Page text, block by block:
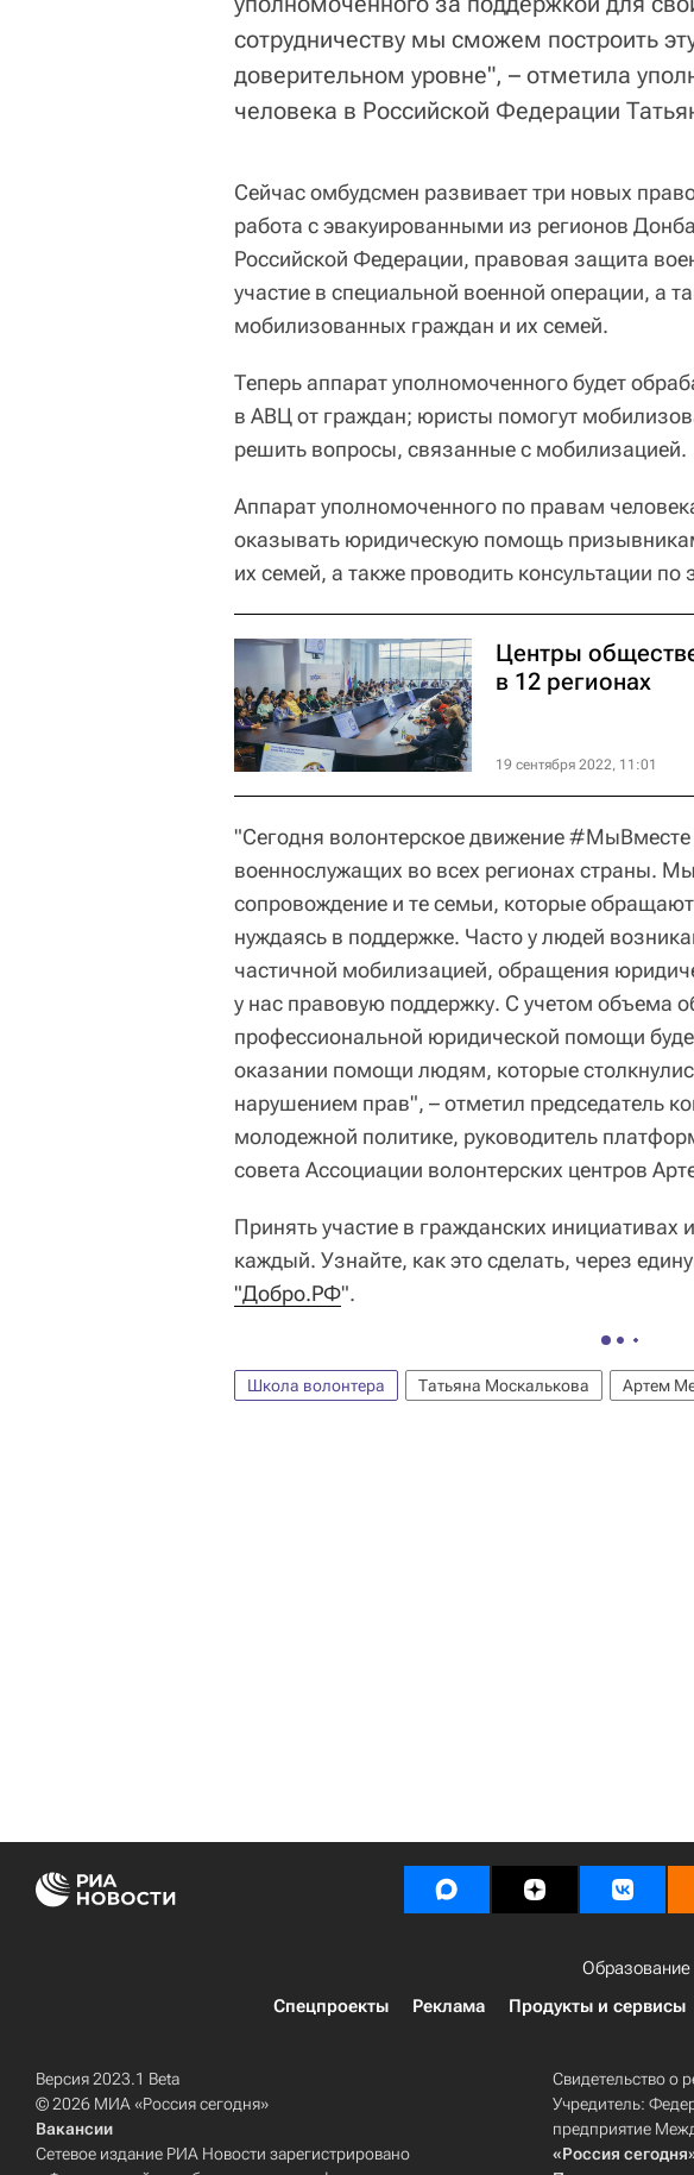
сотрудничеству мы сможем построить
доверительном уровне", – отметила
человека в Российской Федерации
Сейчас омбудсмен развивает три новых
работа с эвакуированными из регионов
Российской Федерации, правовая защита
участие в специальной военной операции, а
мобилизованных граждан и их семей.
Теперь аппарат уполномоченного будет
в АВЦ от граждан; юристы помогут
решить вопросы, связанные с мобилизацией.
Аппарат уполномоченного по правам
оказывать юридическую помощь
их семей, а также проводить консультации по
Центры
в 12 регионах
19 сентября 2022, 11:01
"Сегодня волонтерское движение
военнослужащих во всех регионах страны.
сопровождение и те семьи, которые
нуждаясь в поддержке. Часто у людей
частичной мобилизацией, обращения
у нас правовую поддержку. С учетом объема
профессиональной юридической помощи
оказании помощи людям, которые
нарушением прав", – отметил председатель
молодежной политике, руководитель
совета Ассоциации волонтерских центров
Принять участие в гражданских инициативах
каждый. Узнайте, как это сделать, через
"Добро.РФ".
Школа волонтера Татьяна Москалькова Артем
Образование
Спецпроекты
Реклама Продукты и сервисы
Версия 2023.1 Beta
© 2026 МИА «Россия сегодня»
Вакансии
Сетевое издание РИА Новости зарегистрировано
Свидетельство о
Учредитель:
предприятие
«Россия